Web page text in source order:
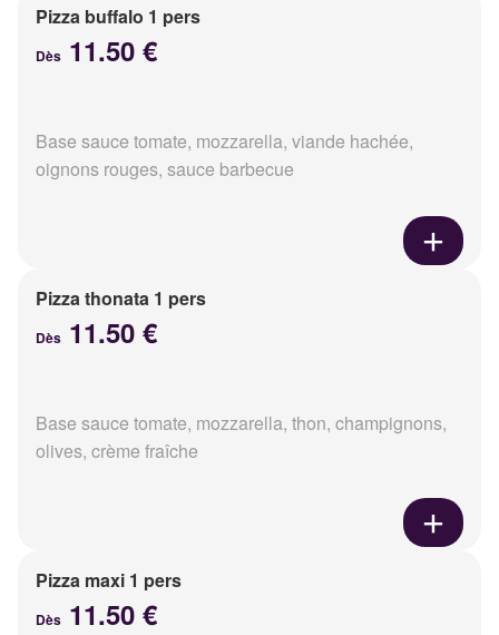
Pizza buffalo 1 pers
Dès 11.50 €
Base sauce tomate, mozzarella, viande hachée,
oignons rouges, sauce barbecue
Pizza thonata 1 pers
Dès 11.50 €
Base sauce tomate, mozzarella, thon, champignons,
olives, crème fraîche
Pizza maxi 1 pers
Dès 11.50 €